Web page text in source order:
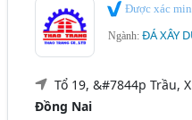
Được xác
Ngành:ĐÁ XÂY
Tổ 19, &#7844p Trầu,
Đồng Nai